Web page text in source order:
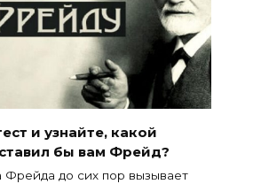
и узнайте, какой
бы вам Фрейд?
Фрейда до сих пор вызывает